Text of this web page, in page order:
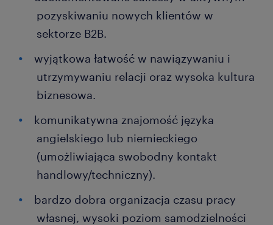
pozyskiwaniu nowych klientów w
sektorze B2B.
wyjątkowa łatwość w nawiązywaniu i
utrzymywaniu relacji oraz wysoka kultura
biznesowa.
komunikatywna znajomość języka
angielskiego lub niemieckiego
(umożliwiająca swobodny kontakt
handlowy/techniczny).
bardzo dobra organizacja czasu pracy
własnej, wysoki poziom samodzielności